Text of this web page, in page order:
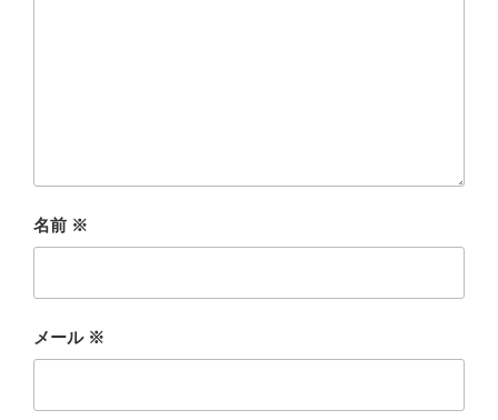
名前 ※
メール ※